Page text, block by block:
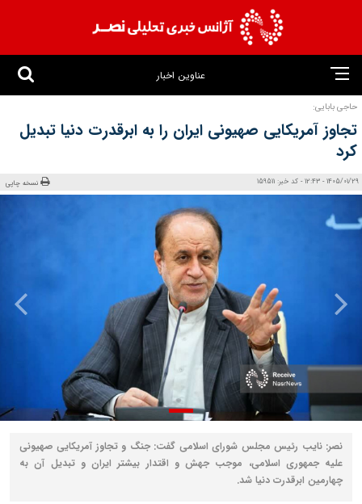
عناوین اخبار
حاجی بابایی:
تجاوز آمریکایی صهیونی ایران را به ابرقدرت دنیا تبدیل
کرد
1405/01/29 - 12:43 - کد خبر: 159511 نسخه چاپی
نصر: نایب رئیس مجلس شورای اسلامی گفت: جنگ و تجاوز آمریکایی صهیونی
علیه جمهوری اسلامی، موجب جهش و اقتدار بیشتر ایران و تبدیل آن به
چهارمین ابرقدرت دنیا شد.